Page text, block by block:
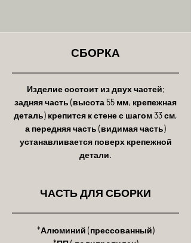
СБОРКА
Изделие состоит из двух частей;
задняя часть (высота 55 мм, крепежная
деталь) крепится к стене с шагом 33 см,
а передняя часть (видимая часть)
устанавливается поверх крепежной
детали.
ЧАСТЬ ДЛЯ СБОРКИ
*Алюминий (прессованный)